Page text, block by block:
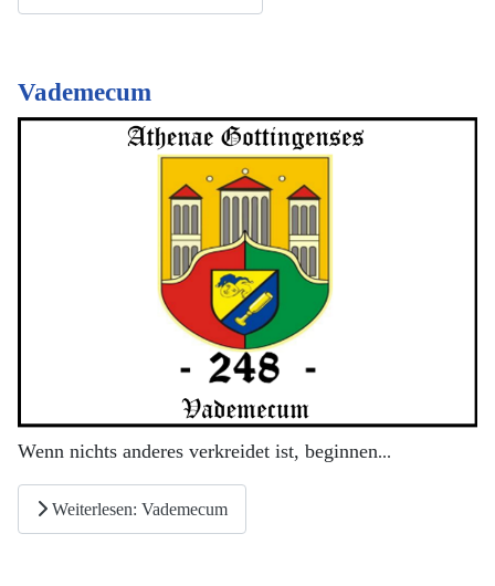
Vademecum
Wenn nichts anderes verkreidet ist, beginnen...
Weiterlesen: Vademecum